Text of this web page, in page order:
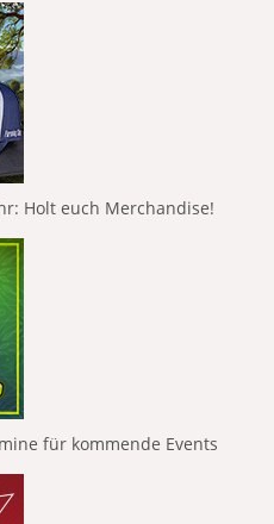
Holt euch Merchandise!
für kommende Events